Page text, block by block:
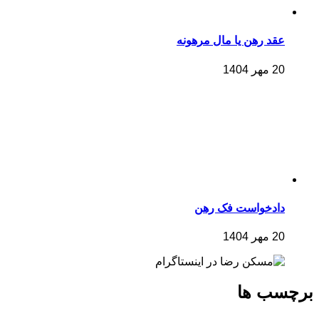
عقد رهن یا مال مرهونه
20 مهر 1404
دادخواست فک رهن
20 مهر 1404
برچسب ها